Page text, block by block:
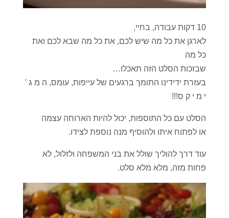
10 דקות עבודה, בחיי,
לארגן את כל מה שיש לכם, את כל מה שבא לכם ואת
כל מה
שבזכות הסלט הזה תאכלו…
בעזרת ידידינו התומך ברגעים של עייפות, עומס, ה מ ג '
י מ י ק ס!!!
הסלט עם כל התוספות, יכול להיות הארוחה עצמה
או לפתוח איתו ולהוסיף מנה נוספת לצידו.
עוד דרך להוליך שולל את בני המשפחה ולזלול, לא
פחות מזה, מלא מלא סלט.